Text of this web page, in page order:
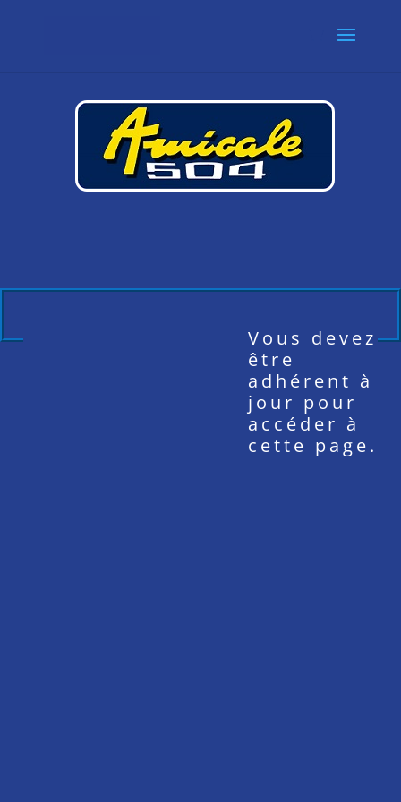
Vous devez
être
adhérent à
jour pour
accéder à
cette page.